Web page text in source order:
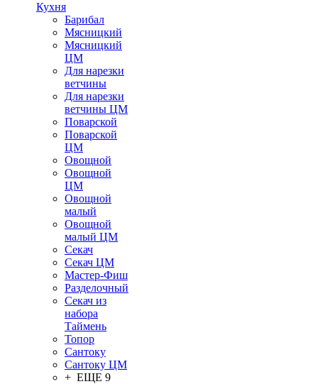
Кухня
Барибал
Мясницкий
Мясницкий
ЦМ
Для нарезки
ветчины
Для нарезки
ветчины ЦМ
Поварской
Поварской
ЦМ
Овощной
Овощной
ЦМ
Овощной
малый
Овощной
малый ЦМ
Секач
Секач ЦМ
Мастер-Фиш
Разделочный
Секач из
набора
Таймень
Топор
Сантоку
Сантоку ЦМ
+ ЕЩЕ 9